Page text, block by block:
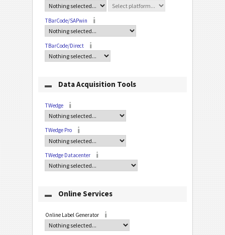
TBarCode/SAPwin
TBarCode/Direct
Data Acquisition Tools
TWedge
TWedge Pro
TWedge Datacenter
Online Services
Online Label Generator